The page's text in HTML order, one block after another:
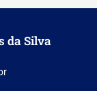
da Silva